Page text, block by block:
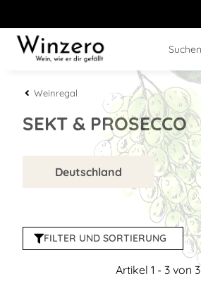
Weinregal
SEKT & PROSECCO
Deutschland
FILTER UND SORTIERUNG
Artikel 1 - 3 von 3